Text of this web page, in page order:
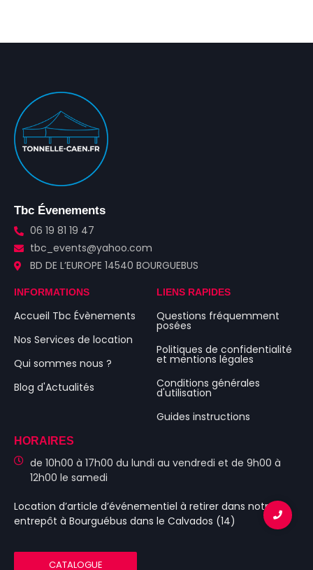
Tbc Évenements
06 19 81 19 47
tbc_events@yahoo.com
BD DE L’EUROPE 14540 BOURGUEBUS
INFORMATIONS
Accueil Tbc Évènements
Nos Services de location
Qui sommes nous ?
Blog d'Actualités
LIENS RAPIDES
Questions fréquemment
posées
Politiques de confidentialité
et mentions légales
Conditions générales
d'utilisation
Guides instructions
HORAIRES
de 10h00 à 17h00 du lundi au vendredi et de 9h00 à
12h00 le samedi
Location d’article d’événementiel à retirer dans notre
entrepôt à Bourguébus dans le Calvados (14)
CATALOGUE